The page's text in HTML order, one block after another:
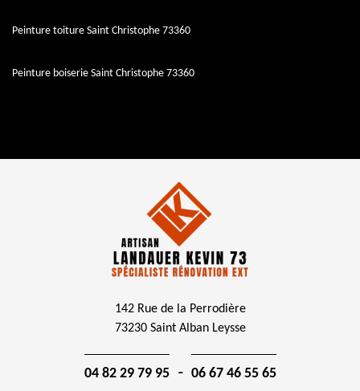
Peinture toiture Saint Christophe 73360
Peinture boiserie Saint Christophe 73360
142 Rue de la Perrodière
73230 Saint Alban Leysse
04 82 29 79 95 - 06 67 46 55 65